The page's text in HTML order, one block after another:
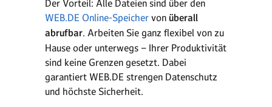
Der Vorteil: Alle Dateien sind über den
WEB.DE Online-Speicher von überall
abrufbar. Arbeiten Sie ganz flexibel von zu
Hause oder unterwegs – Ihrer Produk­ti­vität
sind keine Grenzen gesetzt. Dabei
garantiert WEB.DE stren­gen Datenschutz
und höchste Sicherheit.